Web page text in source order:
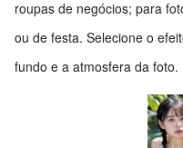
roupas de negócios; para
ou de festa. Selecione o
fundo e a atmosfera da foto.